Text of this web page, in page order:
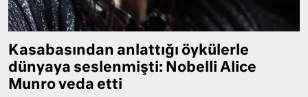
Kasabasından anlattığı öykülerle
dünyaya seslenmişti: Nobelli Alice
Munro veda etti